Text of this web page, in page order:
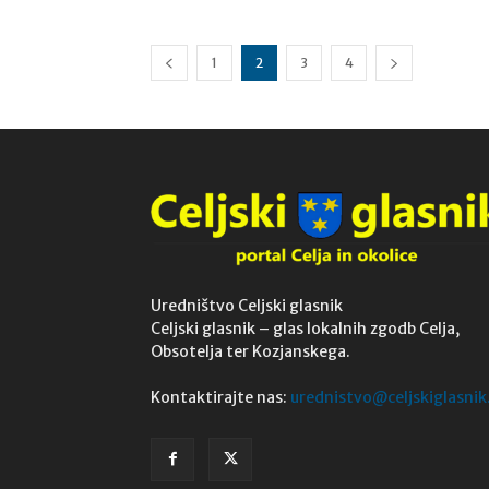
1 2 3 4
Uredništvo Celjski glasnik
Celjski glasnik – glas lokalnih zgodb Celja,
Obsotelja ter Kozjanskega.
Kontaktirajte nas: